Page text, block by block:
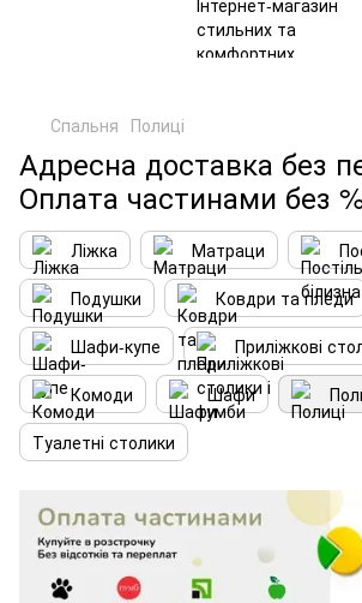
Спальня Полиці
Адресна доставка без
Оплата частинами без
Ліжка Матраци
Подушки
Ковдри та пледи
Шафи-купе
Приліжкові
Комоди
Шафи
Туалетні столики